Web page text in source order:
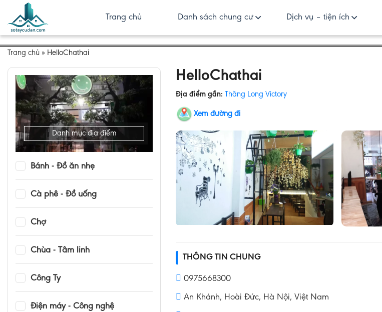
Trang chủ Danh sách chung cư Dịch vụ – tiện ích
Trang chủ » HelloChathai
Danh mục địa điểm
Bánh - Đồ ăn nhẹ
Cà phê - Đồ uống
Chợ
Chùa - Tâm linh
Công Ty
Điện máy - Công nghệ
HelloChathai
Địa điểm gần: Thăng Long Victory
Xem đường đi
THÔNG TIN CHUNG
0975668300
An Khánh, Hoài Đức, Hà Nội, Việt Nam